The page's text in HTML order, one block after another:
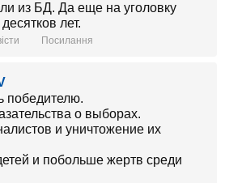
из БД. Да еще на уголовку
лет.
Посилання
победителю.
о выборах.
и уничтожение их
и побольше жертв среди